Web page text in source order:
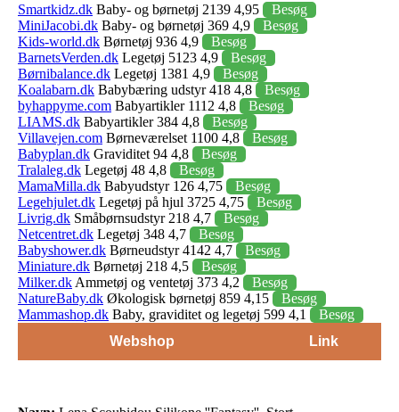
Smartkidz.dk Baby- og børnetøj 2139 4,95
Besøg
MiniJacobi.dk Baby- og børnetøj 369 4,9
Besøg
Kids-world.dk Børnetøj 936 4,9
Besøg
BarnetsVerden.dk Legetøj 5123 4,9
Besøg
Børnibalance.dk Legetøj 1381 4,9
Besøg
Koalabarn.dk Babybæring udstyr 418 4,8
Besøg
byhappyme.com Babyartikler 1112 4,8
Besøg
LIAMS.dk Babyartikler 384 4,8
Besøg
Villavejen.com Børneværelset 1100 4,8
Besøg
Babyplan.dk Graviditet 94 4,8
Besøg
Tralaleg.dk Legetøj 48 4,8
Besøg
MamaMilla.dk Babyudstyr 126 4,75
Besøg
Legehjulet.dk Legetøj på hjul 3725 4,75
Besøg
Livrig.dk Småbørnsudstyr 218 4,7
Besøg
Netcentret.dk Legetøj 348 4,7
Besøg
Babyshower.dk Børneudstyr 4142 4,7
Besøg
Miniature.dk Børnetøj 218 4,5
Besøg
Milker.dk Ammetøj og ventetøj 373 4,2
Besøg
NatureBaby.dk Økologisk børnetøj 859 4,15
Besøg
Mammashop.dk Baby, graviditet og legetøj 599 4,1
Besøg
Webshop
Link